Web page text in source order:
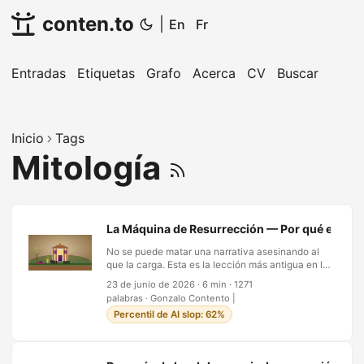
conten.to En Fr
Entradas Etiquetas Grafo Acerca CV Buscar
Inicio Tags
Mitología
La Máquina de Resurrección — Por qué el
No se puede matar una narrativa asesinando al
que la carga. Esta es la lección más antigua en la
historia del poder, y sigue sin aprenderse. El
bufón habla una verdad que el trono no puede
tolerar. El poder lo silencia. Pero en el momento
en que sucede el silenciamiento—el arresto, el
23 de junio de 2026 · 6 min · 1271
palabras · Gonzalo Contento
Percentil de AI slop: 62%